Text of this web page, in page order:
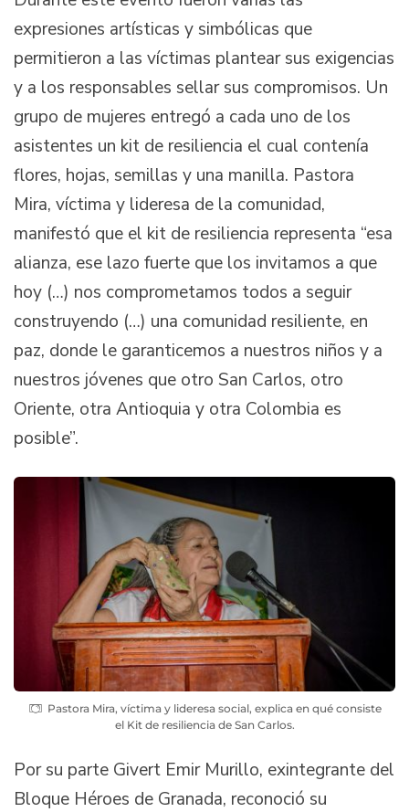
expresiones artísticas y simbólicas que
permitieron a las víctimas plantear sus exigencias
y a los responsables sellar sus compromisos. Un
grupo de mujeres entregó a cada uno de los
asistentes un kit de resiliencia el cual contenía
flores, hojas, semillas y una manilla. Pastora
Mira, víctima y lideresa de la comunidad,
manifestó que el kit de resiliencia representa “esa
alianza, ese lazo fuerte que los invitamos a que
hoy (…) nos comprometamos todos a seguir
construyendo (…) una comunidad resiliente, en
paz, donde le garanticemos a nuestros niños y a
nuestros jóvenes que otro San Carlos, otro
Oriente, otra Antioquia y otra Colombia es
posible”.
Pastora Mira, víctima y lideresa social, explica en qué consiste
el Kit de resiliencia de San Carlos.
Por su parte Givert Emir Murillo, exintegrante del
Bloque Héroes de Granada, reconoció su